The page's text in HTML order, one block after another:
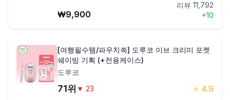
₩9,900
리뷰 11,792
+10
[여행필수템/파우치쏙] 도루코 이브 크리미 포켓
쉐이빙 기획 (+전용케이스)
도루코
71위 ▼ 23 ⭐ 4.9